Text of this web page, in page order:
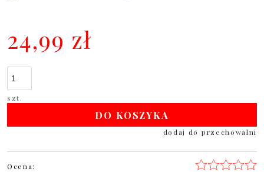
24,99 zł
szt.
DO KOSZYKA
dodaj do przechowalni
Ocena: